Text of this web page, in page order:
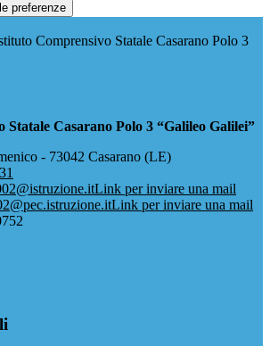
preferenze
Comprensivo Statale Casarano Polo 3
Casarano Polo 3 “Galileo Galilei”
- 73042 Casarano (LE)
Link per inviare una mail
Link per inviare una mail